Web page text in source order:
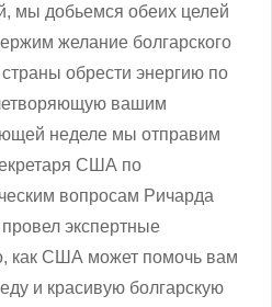
мы добьемся обеих целей
желание болгарского
обрести энергию по
вашим
неделе мы отправим
США по
вопросам Ричарда
экспертные
как США может помочь вам
и красивую болгарскую